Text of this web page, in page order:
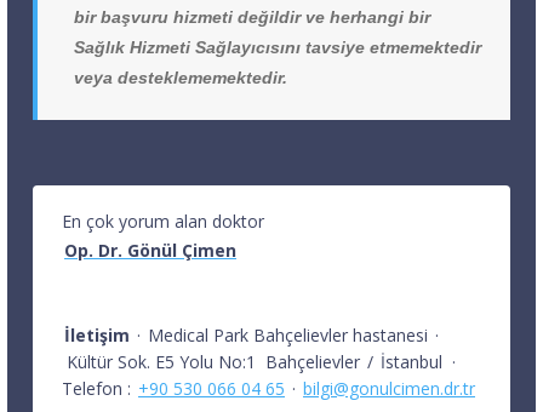
bir başvuru hizmeti değildir ve herhangi bir
Sağlık Hizmeti Sağlayıcısını tavsiye etmemektedir
veya desteklememektedir.
En çok yorum alan doktor
Op. Dr. Gönül Çimen
İletişim · Medical Park Bahçelievler hastanesi ·
Kültür Sok. E5 Yolu No:1
Bahçelievler / İstanbul ·
Telefon : +90 530 066 04 65 · bilgi@gonulcimen.dr.tr